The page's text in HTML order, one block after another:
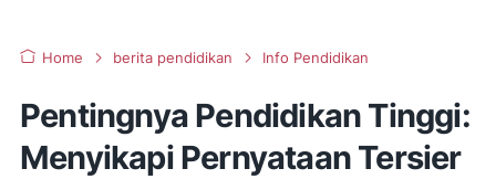
Home berita pendidikan Info Pendidikan
Pentingnya Pendidikan Tinggi:
Menyikapi Pernyataan Tersier